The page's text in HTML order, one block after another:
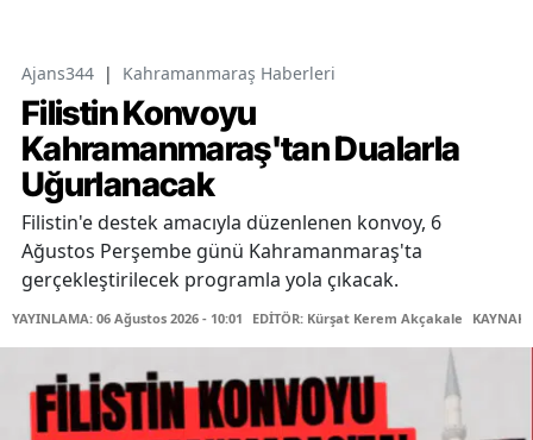
Ajans344 | Kahramanmaraş Haberleri
Filistin Konvoyu
Kahramanmaraş'tan Dualarla
Uğurlanacak
Filistin'e destek amacıyla düzenlenen konvoy, 6
Ağustos Perşembe günü Kahramanmaraş'ta
gerçekleştirilecek programla yola çıkacak.
YAYINLAMA: 06 Ağustos 2026 - 10:01 EDİTÖR: Kürşat Kerem Akçakale